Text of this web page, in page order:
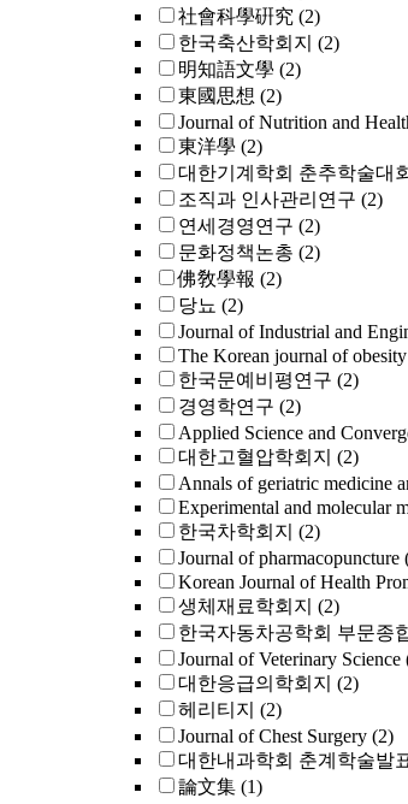
社會科學硏究 (2)
한국축산학회지 (2)
明知語文學 (2)
東國思想 (2)
Journal of Nutrition and
東洋學 (2)
대한기계학회 춘추학술대회
조직과 인사관리연구 (2)
연세경영연구 (2)
문화정책논총 (2)
佛敎學報 (2)
당뇨 (2)
Journal of Industrial and
The Korean journal of obesity
한국문예비평연구 (2)
경영학연구 (2)
Applied Science and
대한고혈압학회지 (2)
Annals of geriatric medicine
Experimental and molecular
한국차학회지 (2)
Journal of pharmacopuncture
Korean Journal of Health
생체재료학회지 (2)
한국자동차공학회 부문종
Journal of Veterinary Science
대한응급의학회지 (2)
헤리티지 (2)
Journal of Chest Surgery (2)
대한내과학회 춘계학술발
論文集 (1)